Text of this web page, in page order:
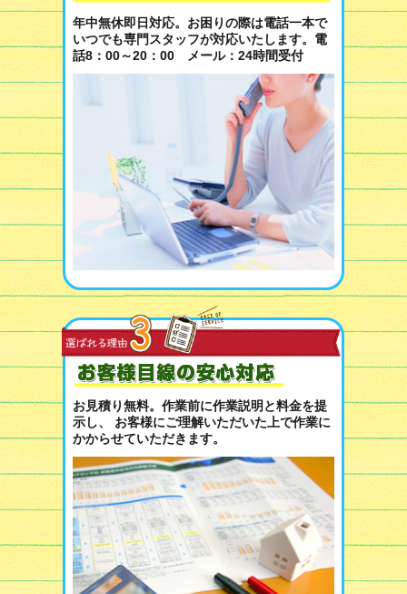
年中無休即日対応。お困りの際は電話一本で
いつでも専門スタッフが対応いたします。電
話8：00～20：00 メール：24時間受付
お見積り無料。作業前に作業説明と料金を提
示し、 お客様にご理解いただいた上で作業に
かからせていただきます。